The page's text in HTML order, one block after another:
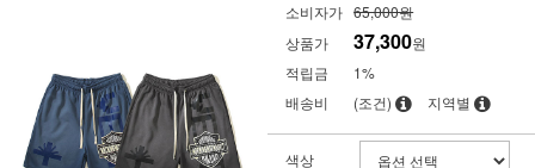
소비자가 65,000원
상품가
37,300원
적립금
1%
배송비
(조건) 지역별
색상